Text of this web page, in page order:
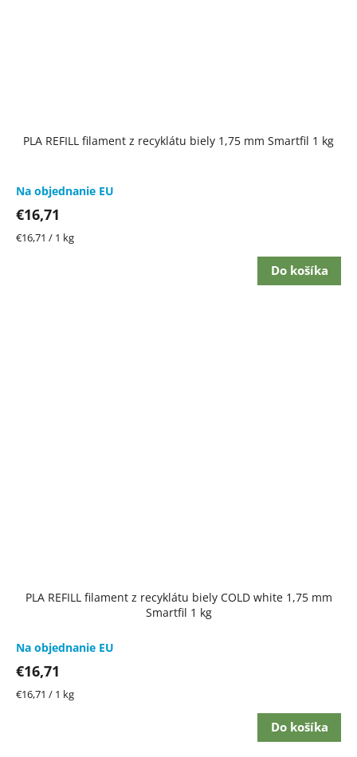
PLA REFILL filament z recyklátu biely 1,75 mm Smartfil 1 kg
Na objednanie EU
€16,71
Jednotková
€16,71 / 1 kg
Do košíka
PLA REFILL filament z recyklátu biely COLD white 1,75 mm
Smartfil 1 kg
Na objednanie EU
€16,71
Jednotková
€16,71 / 1 kg
Do košíka